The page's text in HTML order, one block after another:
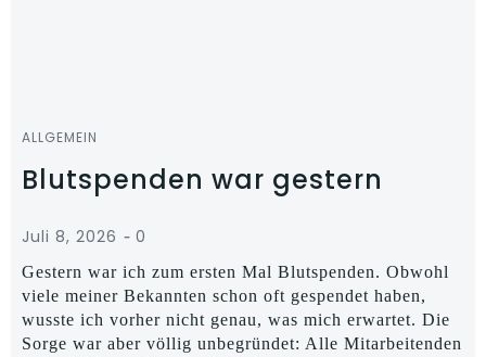
ALLGEMEIN
Blutspenden war gestern
Juli 8, 2026 - 0
Gestern war ich zum ersten Mal Blutspenden. Obwohl
viele meiner Bekannten schon oft gespendet haben,
wusste ich vorher nicht genau, was mich erwartet. Die
Sorge war aber völlig unbegründet: Alle Mitarbeitenden